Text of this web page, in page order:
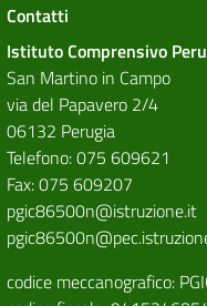
Contatti
Istituto Comprensivo
San Martino in Campo
via del Papavero 2/4
06132 Perugia
Telefono: 075 609621
Fax: 075 609207
pgic86500n@istruzione.it
codice meccanografico: